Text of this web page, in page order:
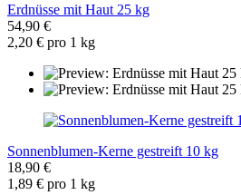
Erdnüsse mit Haut 25 kg
54,90 €
2,20 € pro 1 kg
Sonnenblumen-Kerne gestreift 10 kg
18,90 €
1,89 € pro 1 kg